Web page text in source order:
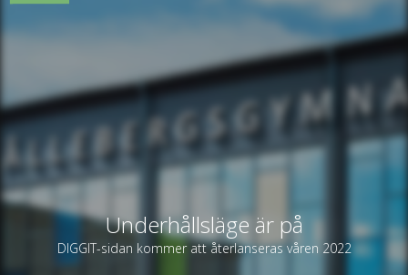
Underhållsläge är på
DIGGIT-sidan kommer att återlanseras våren 2022